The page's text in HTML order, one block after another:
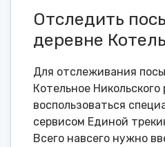
Отследить
деревне
Для отслеживания
Котельное
воспользоваться
сервисом Единой
Всего навсего нужно